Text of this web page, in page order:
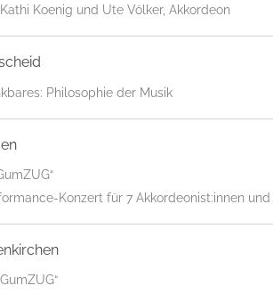
Koenig und Ute Völker, Akkordeon
Philosophie der Musik
Konzert für 7 Akkordeonist:innen